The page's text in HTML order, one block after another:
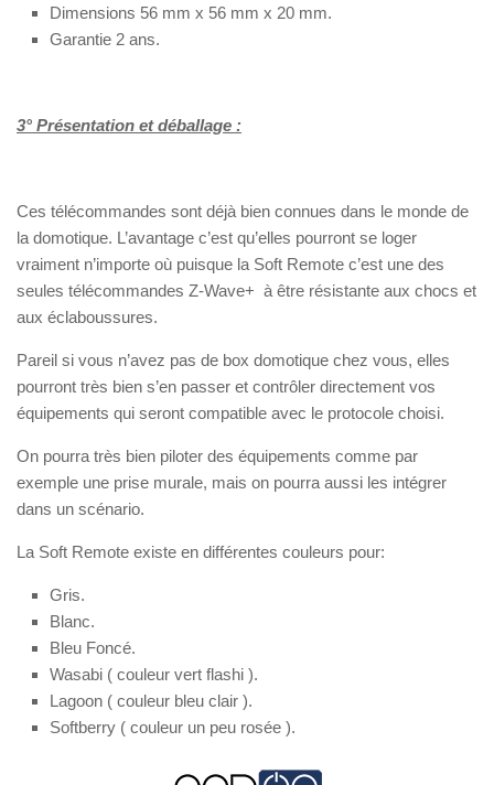
Dimensions 56 mm x 56 mm x 20 mm.
Garantie 2 ans.
3° Présentation et déballage :
Ces télécommandes sont déjà bien connues dans le monde de
la domotique. L’avantage c’est qu’elles pourront se loger
vraiment n’importe où puisque la Soft Remote c’est une des
seules télécommandes Z-Wave+ à être résistante aux chocs et
aux éclaboussures.
Pareil si vous n’avez pas de box domotique chez vous, elles
pourront très bien s’en passer et contrôler directement vos
équipements qui seront compatible avec le protocole choisi.
On pourra très bien piloter des équipements comme par
exemple une prise murale, mais on pourra aussi les intégrer
dans un scénario.
La Soft Remote existe en différentes couleurs pour:
Gris.
Blanc.
Bleu Foncé.
Wasabi ( couleur vert flashi ).
Lagoon ( couleur bleu clair ).
Softberry ( couleur un peu rosée ).